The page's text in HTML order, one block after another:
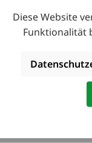
Diese Website
Funktionalität